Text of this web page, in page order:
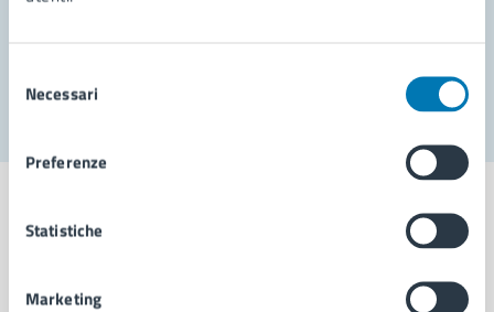
delNecessari
Preferenze
Statistiche
Marketing